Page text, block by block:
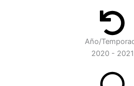
Año/
2020 - 2021